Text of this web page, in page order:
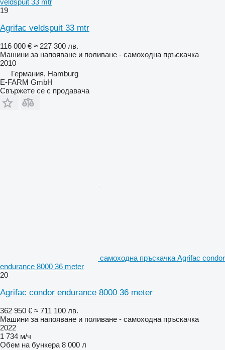
veldspuit 33 mtr
19
Agrifac veldspuit 33 mtr
116 000 € ≈ 227 300 лв.
Машини за напояване и поливане - самоходна пръскачка
2010
Германия, Hamburg
E-FARM GmbH
Свържете се с продавача
самоходна пръскачка Agrifac condor
endurance 8000 36 meter
20
Agrifac condor endurance 8000 36 meter
362 950 € ≈ 711 100 лв.
Машини за напояване и поливане - самоходна пръскачка
2022
1 734 м/ч
Обем на бункера 8 000 л